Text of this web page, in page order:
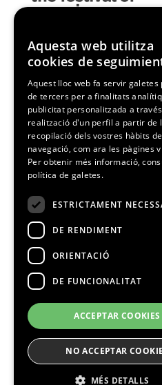
Aquesta web utilitza
cookies de
Aquest lloc web fa servir galetes
de tercers per a finalitats
publicitat personalitzada a
realització d'un perfil a partir de
recopilació dels vostres hàbits de
navegació, com ara les pàgines
Per obtenir més informació,
política de galetes.
ESTRICTAMENT
DE RENDIMENT
ORIENTACIÓ
DE FUNCIONALITAT
ACCEPTAR COOKIES
NO ACCEPTAR
MÉS DETALLS